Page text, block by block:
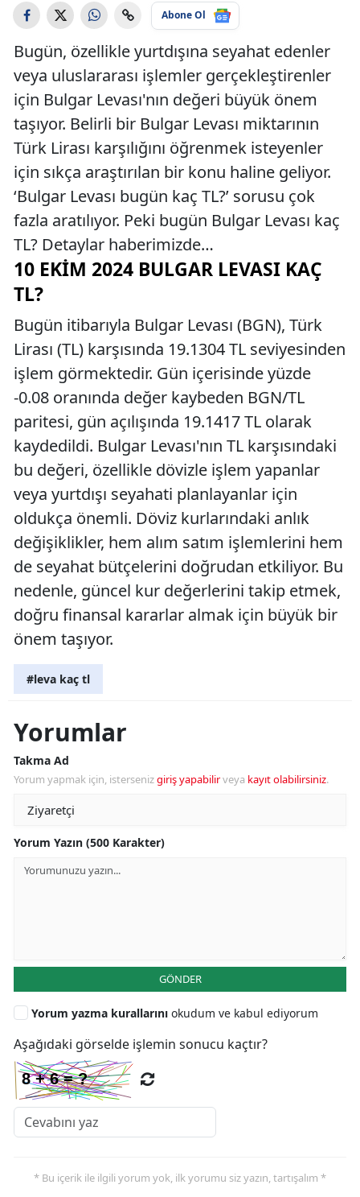
Abone Ol
Bugün, özellikle yurtdışına seyahat edenler
veya uluslararası işlemler gerçekleştirenler
için Bulgar Levası'nın değeri büyük önem
taşıyor. Belirli bir Bulgar Levası miktarının
Türk Lirası karşılığını öğrenmek isteyenler
için sıkça araştırılan bir konu haline geliyor.
‘Bulgar Levası bugün kaç TL?’ sorusu çok
fazla aratılıyor. Peki bugün Bulgar Levası kaç
TL? Detaylar haberimizde…
10 EKIM 2024 BULGAR LEVASI KAÇ
TL?
Bugün itibarıyla Bulgar Levası (BGN), Türk
Lirası (TL) karşısında 19.1304 TL seviyesinden
işlem görmektedir. Gün içerisinde yüzde
-0.08 oranında değer kaybeden BGN/TL
paritesi, gün açılışında 19.1417 TL olarak
kaydedildi. Bulgar Levası'nın TL karşısındaki
bu değeri, özellikle dövizle işlem yapanlar
veya yurtdışı seyahati planlayanlar için
oldukça önemli. Döviz kurlarındaki anlık
değişiklikler, hem alım satım işlemlerini hem
de seyahat bütçelerini doğrudan etkiliyor. Bu
nedenle, güncel kur değerlerini takip etmek,
doğru finansal kararlar almak için büyük bir
önem taşıyor.
#leva kaç tl
Yorumlar
Takma Ad
Yorum yapmak için, istersenizgiriş yapabilirveya kayıt olabilirsiniz.
Yorum Yazın (500 Karakter)
GÖNDER
Yorum yazma kurallarını okudum ve kabul ediyorum
Aşağıdaki görselde işlemin sonucu kaçtır?
* Bu içerik ile ilgili yorum yok, ilk yorumu siz yazın, tartışalım *